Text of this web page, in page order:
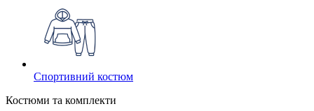
Спортивний костюм
Костюми та комплекти